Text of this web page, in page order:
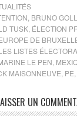
BRUNO
TUSK, ÉLECTION
DE
LISTES
LE PEN
MAISONNEUVE PE
UN